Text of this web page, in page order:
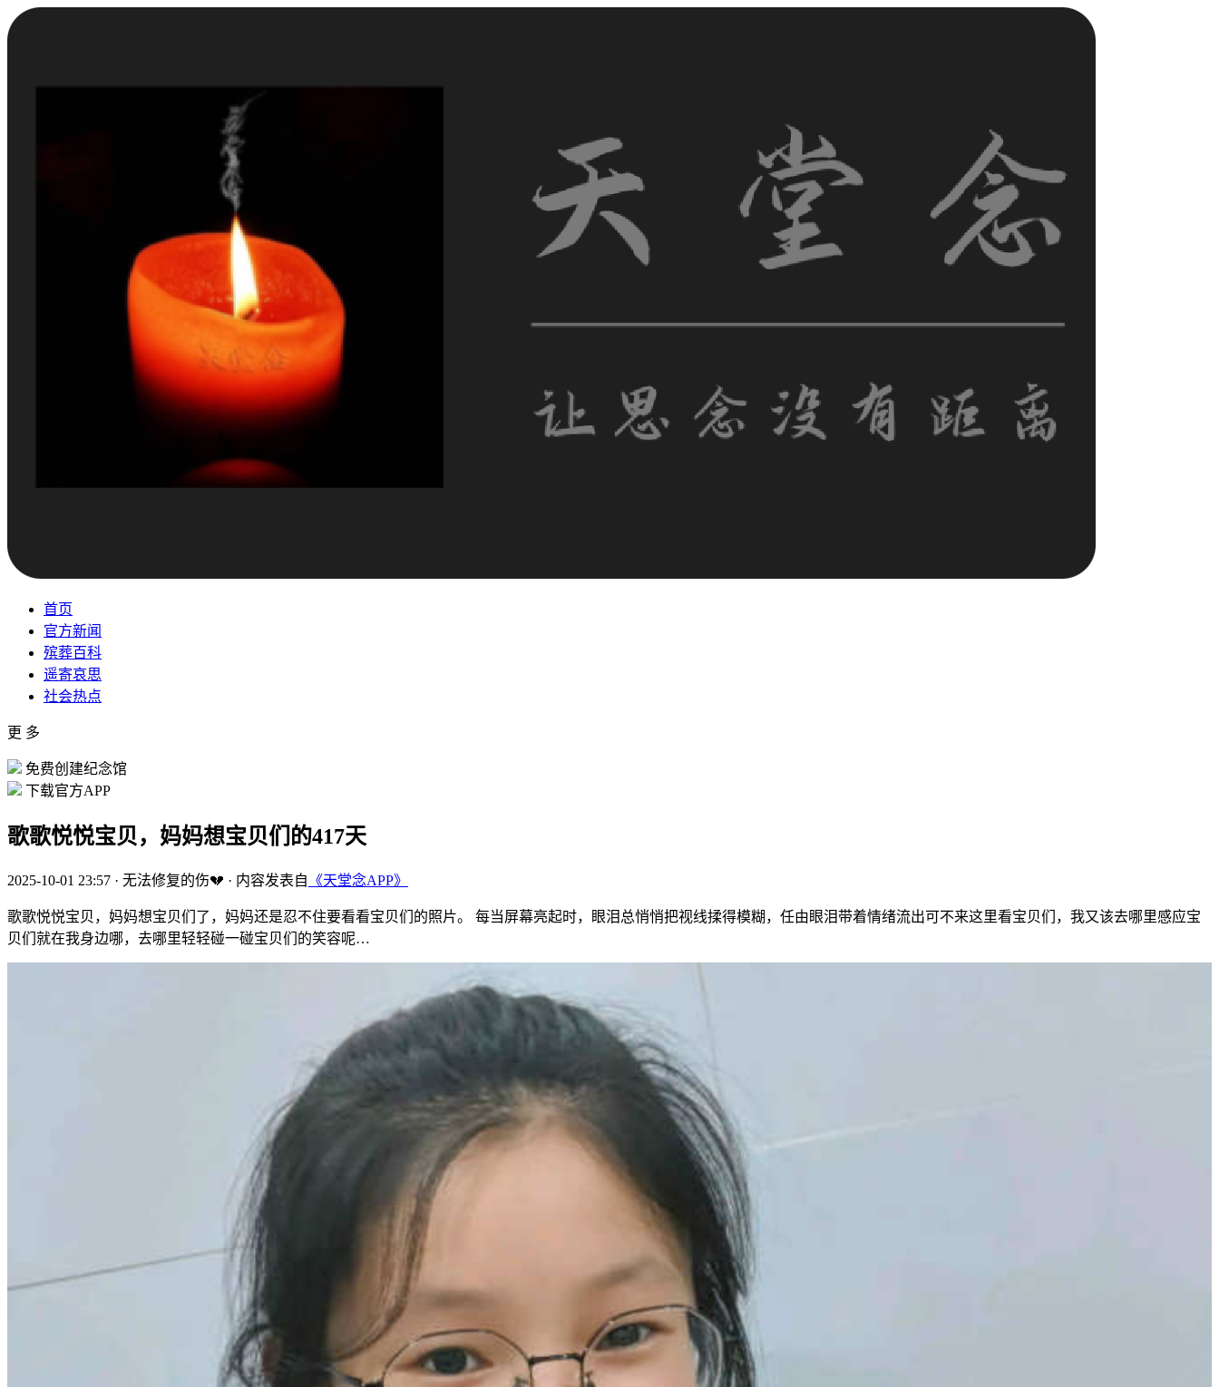
首页
官方新闻
殡葬百科
遥寄哀思
社会热点
更 多
免费创建纪念馆
下载官方APP
歌歌悦悦宝贝，妈妈想宝贝们的417天
2025-10-01 23:57 · 无法修复的伤💔 · 内容发表自 《天堂念APP》
歌歌悦悦宝贝，妈妈想宝贝们了，妈妈还是忍不住要看看宝贝们的照片。 每当屏幕亮起时，眼泪总悄悄把视线揉得模糊，任由眼泪带着情绪流出可不来这里看宝贝们，我又该去哪里感应宝
贝们就在我身边哪，去哪里轻轻碰一碰宝贝们的笑容呢…